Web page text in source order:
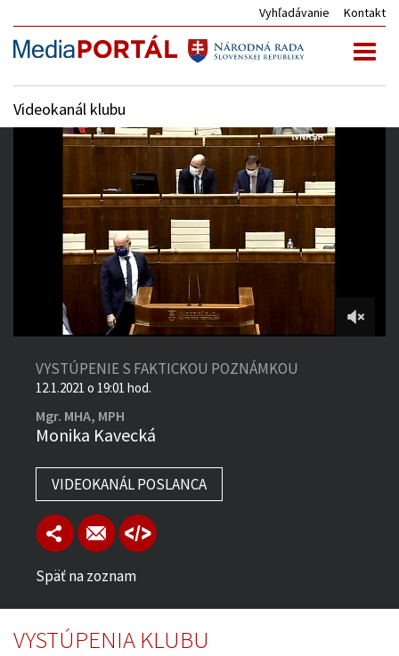
Vyhľadávanie Kontakt
Videokanál klubu
5:22:54
VYSTÚPENIE S FAKTICKOU POZNÁMKOU
12.1.2021 o 19:01 hod.
Mgr. MHA, MPH
Monika Kavecká
VIDEOKANÁL POSLANCA
Späť na zoznam
VYSTÚPENIA KLUBU